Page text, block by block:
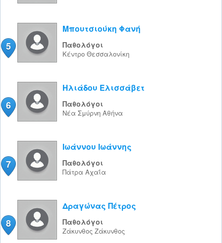
5
Μπουτσιούκη Φανή
Παθολόγοι
Κέντρο Θεσσαλονίκη
6
Ηλιάδου Ελισσάβετ
Παθολόγοι
Νέα Σμύρνη Αθήνα
7
Ιωάννου Ιωάννης
Παθολόγοι
Πάτρα Αχαΐα
8
Δραγώνας Πέτρος
Παθολόγοι
Ζάκυνθος Ζάκυνθος